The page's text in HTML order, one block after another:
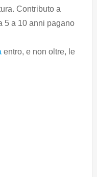
Contributo a
5 a 10 anni pagano
entro, e non oltre, le